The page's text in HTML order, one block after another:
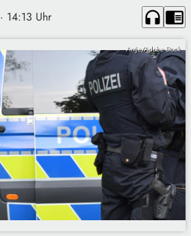
· 14:13 Uhr headphones chrome_reader_mode
Antje/Adobe Stock